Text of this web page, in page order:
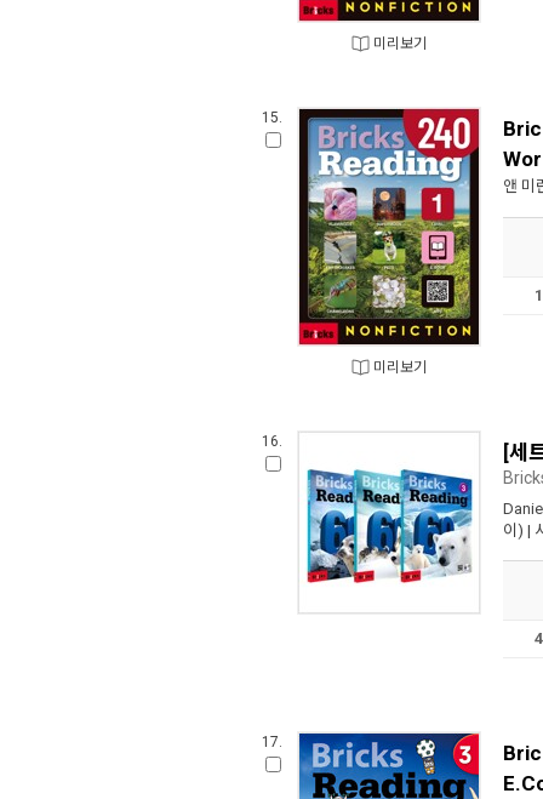
미리보기
15.
미리보기
앤 미
16. [세
이) |
17.